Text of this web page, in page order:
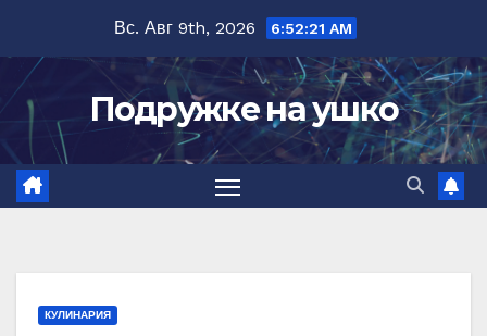
содержимому
Вс. Авг 9th, 2026 6:52:22 AM
Подружке на ушко
КУЛИНАРИЯ